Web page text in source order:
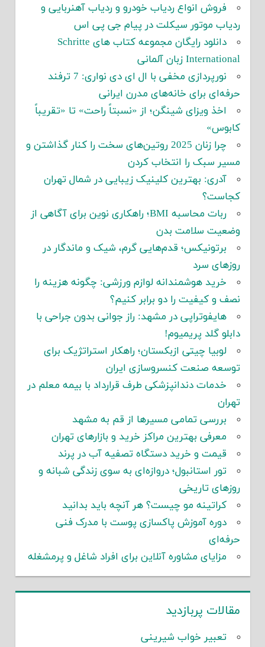
فروش انواع ردیاب خودرو و ردیاب آهنربایی و
ردیاب موتور سیکلت در پیام جی پی اس
دانلود رایگان مجموعه کتاب های Schritte
International زبان آلمانی
نورپردازی مخفی با ال ای دی نواری: 7 ترفند
حرفه‌ای برای خانه‌های مدرن ایرانی
اخذ ویزای شینگن؛ از «نسبتاً راحت» تا «تقریباً
کابوس»
چرا زنان 2025 روتین‌های سخت را کنار گذاشتن و
مسیر سبک را انتخاب کردن
آدری: بهترین کلینیک زیبایی در شمال تهران
کجاست؟
ربات محاسبه BMI؛ راهکاری نوین برای آگاهی از
وضعیت سلامت بدن
برتونیکس؛ قدم‌هایی گرم، شیک و ماندگار در
روزهای سرد
خرید هوشمندانه لوازم ورزشی: چگونه هزینه را
نصف و کیفیت را دو برابر کنیم؟
هایفوتراپی در مشهد: راز جوانی بدون جراحی با
دابلو گلد پریمیوم!
لوبیا چیتی ازبکستان؛ راهکار استراتژیک برای
توسعه صنعت کنسروسازی ایران
خدمات دندانپزشکی طرف قرارداد با بیمه معلم در
تهران
بررسی تمامی مسیرها از قم به مشهد
معرفی بهترین مراکز خرید و بازارهای تهران
قیمت و خرید دستگاه تصفیه آب در پرند
تور استانبول؛ دروازه‌ای به سوی زندگی شبانه و
روزهای تاریخی
کراتینه مو چیست؟ هر آنچه باید بدانید
دوره آموزش پاکسازی پوست با مدرک فنی
حرفه‌ای
مزایای مشاوره آنلاین برای افراد شاغل و پرمشغله
مقالات پربازدید
تعبیر خواب شیرینی